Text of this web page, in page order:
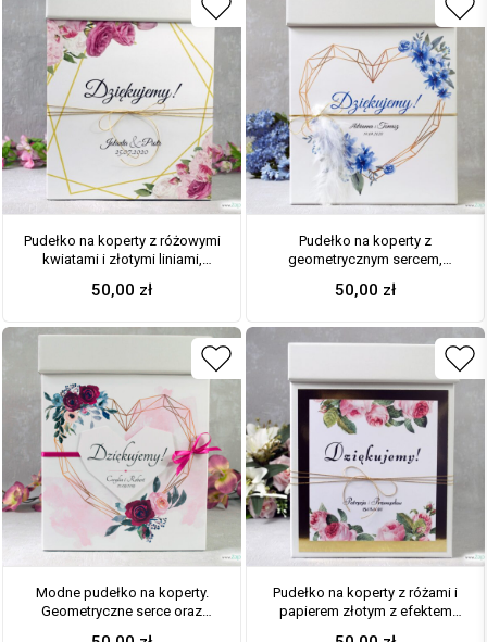
Pudełko na koperty z różowymi
kwiatami i złotymi liniami,
50,00 zł
Pudełko na koperty z
geometrycznym sercem,
piórkiem. PNK-41-22
50,00 zł
Modne pudełko na koperty.
Geometryczne serce oraz
Pudełko na koperty z różami i
papierem złotym z efektem